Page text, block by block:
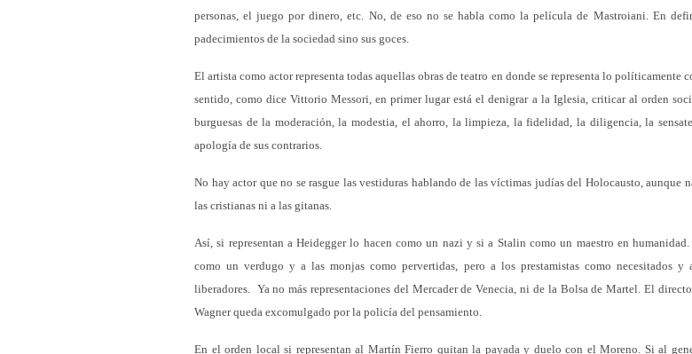
personas, el juego por dinero, etc. No, de eso no se habla como la película de Mastroiani. En
padecimientos de la sociedad sino sus goces.
El artista como actor representa todas aquellas obras de teatro en donde se representa lo políticamente
sentido, como dice Vittorio Messori, en primer lugar está el denigrar a la Iglesia, criticar al orden
burguesas de la moderación, la modestia, el ahorro, la limpieza, la fidelidad, la diligencia, la
apología de sus contrarios.
No hay actor que no se rasgue las vestiduras hablando de las víctimas judías del Holocausto, aunque
las cristianas ni a las gitanas.
Así, si representan a Heidegger lo hacen como un nazi y si a Stalin como un maestro en humanidad.
como un verdugo y a las monjas como pervertidas, pero a los prestamistas como necesitados y
liberadores. Ya no más representaciones del Mercader de Venecia, ni de la Bolsa de Martel. El
Wagner queda excomulgado por la policía del pensamiento.
En el orden local si representan al Martín Fierro quitan la payada y duelo con el Moreno. Si al